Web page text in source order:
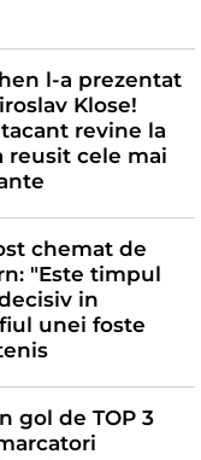
l-a prezentat
Klose!
revine la
reusit cele mai
chemat de
"Este timpul
in
unei foste
gol de TOP 3